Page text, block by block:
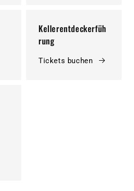
Kellerentdeckerfüh
rung
Tickets buchen